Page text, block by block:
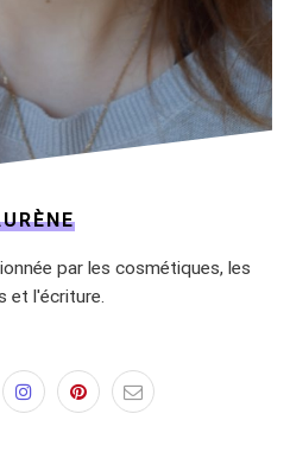
par les cosmétiques, les
et l'écriture.